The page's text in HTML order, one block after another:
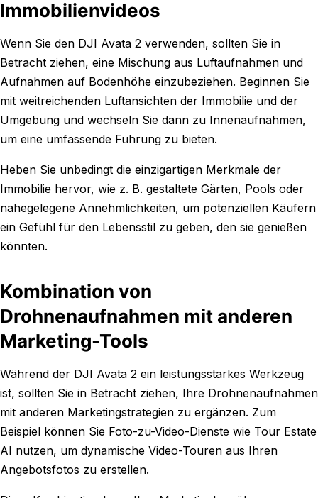
Immobilienvideos
Wenn Sie den DJI Avata 2 verwenden, sollten Sie in
Betracht ziehen, eine Mischung aus Luftaufnahmen und
Aufnahmen auf Bodenhöhe einzubeziehen. Beginnen Sie
mit weitreichenden Luftansichten der Immobilie und der
Umgebung und wechseln Sie dann zu Innenaufnahmen,
um eine umfassende Führung zu bieten.
Heben Sie unbedingt die einzigartigen Merkmale der
Immobilie hervor, wie z. B. gestaltete Gärten, Pools oder
nahegelegene Annehmlichkeiten, um potenziellen Käufern
ein Gefühl für den Lebensstil zu geben, den sie genießen
könnten.
Kombination von
Drohnenaufnahmen mit anderen
Marketing-Tools
Während der DJI Avata 2 ein leistungsstarkes Werkzeug
ist, sollten Sie in Betracht ziehen, Ihre Drohnenaufnahmen
mit anderen Marketingstrategien zu ergänzen. Zum
Beispiel können Sie Foto-zu-Video-Dienste wie Tour Estate
AI nutzen, um dynamische Video-Touren aus Ihren
Angebotsfotos zu erstellen.